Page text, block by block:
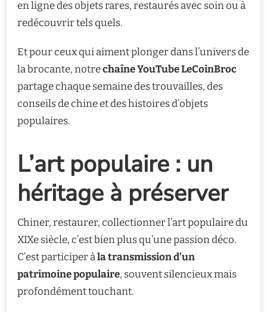
en ligne des objets rares, restaurés avec soin ou à
redécouvrir tels quels.
Et pour ceux qui aiment plonger dans l’univers de
la brocante, notrechaîne YouTube LeCoinBroc
partage chaque semaine des trouvailles, des
conseils de chine et des histoires d’objets
populaires.
L’art populaire : un
héritage à préserver
Chiner, restaurer, collectionner l’art populaire du
XIXe siècle, c’est bien plus qu’une passion déco.
C’est participer àla transmission d’un
patrimoine populaire, souvent silencieux mais
profondément touchant.